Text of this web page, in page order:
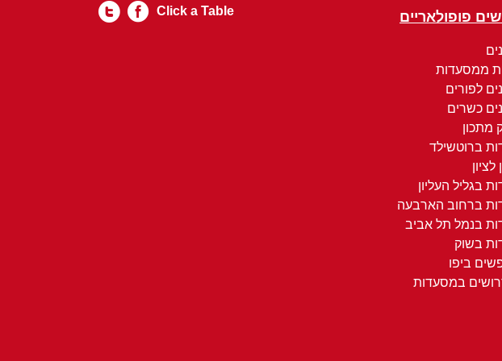
פופולאריים
ממסעדות
לפורים
כשרים
מתכון
ברוטשילד
בגליל העליון
ברחוב הארבעה
בנמל תל אביב
בשוק
ביפו
במסעדות
Click a Table